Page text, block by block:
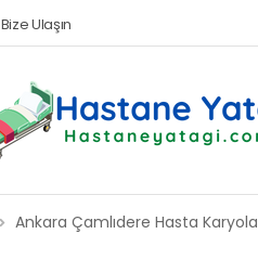
Bize Ulaşın
Ankara Çamlıdere Hasta